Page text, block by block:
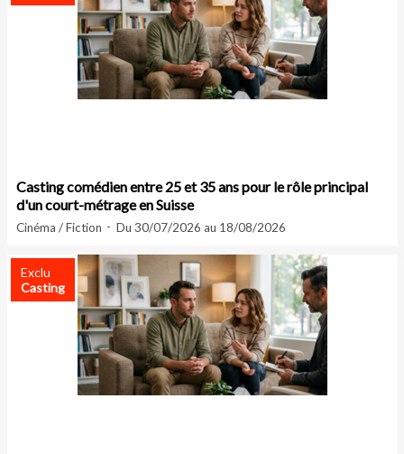
Casting comédien entre 25 et 35 ans pour le rôle principal
d'un court-métrage en Suisse
Cinéma / Fiction Du 30/07/2026 au 18/08/2026
Exclu
Casting